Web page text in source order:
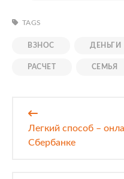
TAGS
ВЗНОС ДЕНЬГИ
РАСЧЕТ СЕМЬЯ
записям
Легкий способ –
Сбербанке